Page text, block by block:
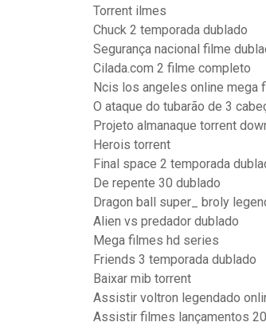
Torrent ilmes
Chuck 2 temporada dublado
Segurança nacional filme
Cilada.com 2 filme completo
Ncis los angeles online mega
O ataque do tubarão de 3
Projeto almanaque torrent
Herois torrent
Final space 2 temporada
De repente 30 dublado
Dragon ball super_ broly
Alien vs predador dublado
Mega filmes hd series
Friends 3 temporada dublado
Baixar mib torrent
Assistir voltron legendado
Assistir filmes lançamentos